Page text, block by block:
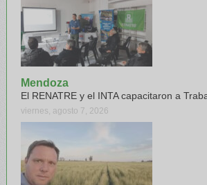
Mendoza
El RENATRE y el INTA capacitaron a
viernes, agosto 7, 2026